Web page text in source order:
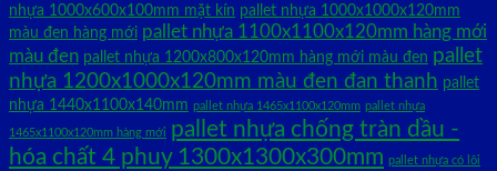
nhựa 1000x600x100mm mặt kín pallet nhựa 1000x1000x120mm
màu đen hàng mới pallet nhựa 1100x1100x120mm hàng mới
màu đen pallet nhựa 1200x800x120mm hàng mới màu đen pallet
nhựa 1200x1000x120mm màu đen đan thanh pallet
nhựa 1440x1100x140mm pallet nhựa 1465x1100x120mm pallet nhựa
1465x1100x120mm hàng mới pallet nhựa chống tràn dầu -
hóa chất 4 phuy 1300x1300x300mm pallet nhựa có lõi